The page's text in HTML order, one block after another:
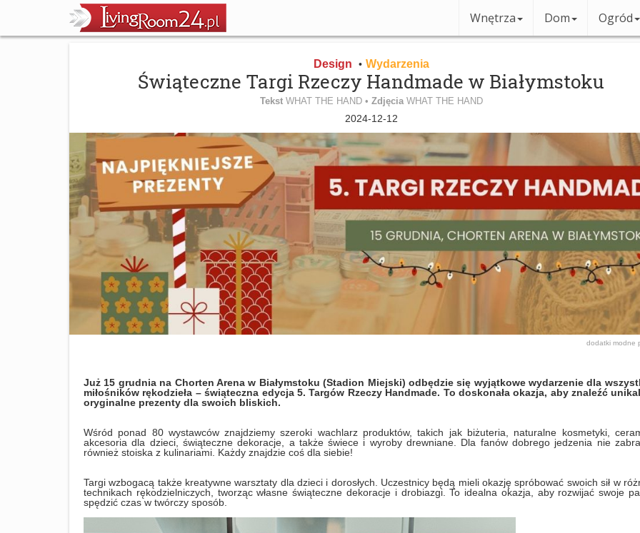
Wnętrza Dom Ogród
Design • Wydarzenia
Świąteczne Targi Rzeczy Handmade w Białymstoku
Tekst WHAT THE HAND • Zdjęcia WHAT THE HAND
2024-12-12
dodatki modne
Już 15 grudnia na Chorten Arena w Białymstoku (Stadion Miejski) odbędzie się wyjątkowe wydarzenie dla
miłośników rękodzieła – świąteczna edycja 5. Targów Rzeczy Handmade. To doskonała okazja, aby znaleźć
oryginalne prezenty dla swoich bliskich.
Wśród ponad 80 wystawców znajdziemy szeroki wachlarz produktów, takich jak biżuteria, naturalne kosmetyki,
akcesoria dla dzieci, świąteczne dekoracje, a także świece i wyroby drewniane. Dla fanów dobrego jedzenia nie
również stoiska z kulinariami. Każdy znajdzie coś dla siebie!
Targi wzbogacą także kreatywne warsztaty dla dzieci i dorosłych. Uczestnicy będą mieli okazję spróbować swoich sił w
technikach rękodzielniczych, tworząc własne świąteczne dekoracje i drobiazgi. To idealna okazja, aby rozwijać swoje
spędzić czas w twórczy sposób.